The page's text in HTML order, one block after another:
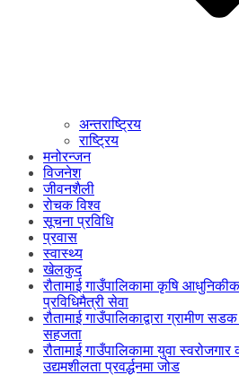
अन्तराष्ट्रिय
राष्ट्रिय
मनोरन्जन
विजनेश
जीवनशैली
रोचक विश्व
सूचना प्रविधि
प्रवास
स्वास्थ्य
खेलकुद
रौतामाई गाउँपालिकामा कृषि
प्रविधिमैत्री सेवा
रौतामाई गाउँपालिकाद्वारा ग्रामीण
सहजता
रौतामाई गाउँपालिकामा युवा
उद्यमशीलता प्रवर्द्धनमा जोड